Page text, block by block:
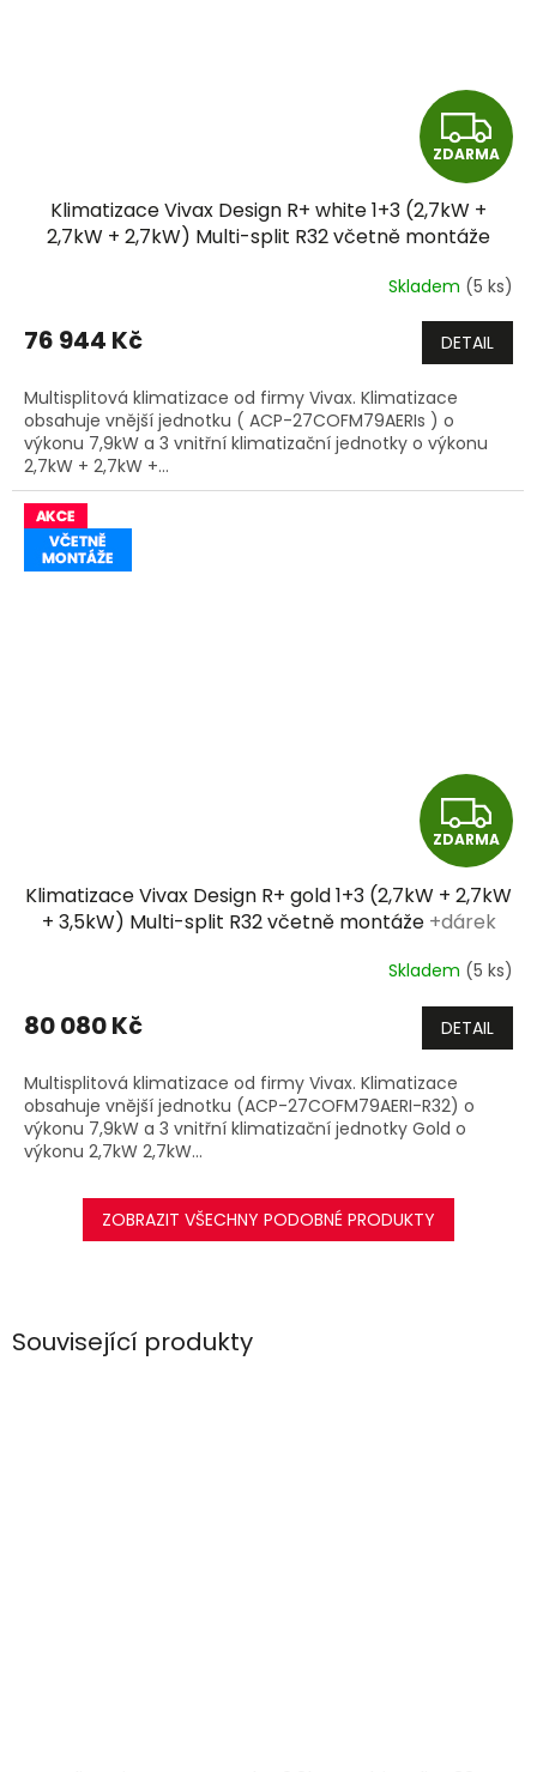
Související produkty
Z
D
R
M
A
ZDARMA
Klimatizace Vivax Design R+ white 1+3 (2,7kW +
2,7kW + 2,7kW) Multi-split R32 včetně montáže
Skladem (5 ks)
76 944 Kč DETAIL
Multisplitová klimatizace od firmy Vivax. Klimatizace
obsahuje vnější jednotku ( ACP-27COFM79AERIs ) o
výkonu 7,9kW a 3 vnitřní klimatizační jednotky o výkonu
2,7kW + 2,7kW +...
Z
D
A
R
M
A
ZDARMA
Klimatizace Vivax Design R+ gold 1+3 (2,7kW + 2,7kW
+ 3,5kW) Multi-split R32 včetně montáže +dárek
Skladem (5 ks)
80 080 Kč DETAIL
Multisplitová klimatizace od firmy Vivax. Klimatizace
obsahuje vnější jednotku (ACP-27COFM79AERI-R32) o
výkonu 7,9kW a 3 vnitřní klimatizační jednotky Gold o
výkonu 2,7kW 2,7kW...
ZOBRAZIT VŠECHNY PODOBNÉ PRODUKTY